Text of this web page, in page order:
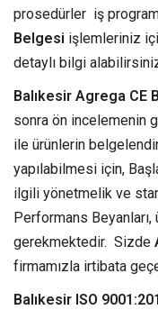
prosedürler iş
Belgesi işlemleriniz
detaylı bilgi
Balıkesir Agrega CE
sonra ön incelemenin
ile ürünlerin
yapılabilmesi için,
ilgili yönetmelik ve
Performans
gerekmektedir. Sizde
firmamızla irtibata
Balıkesir ISO